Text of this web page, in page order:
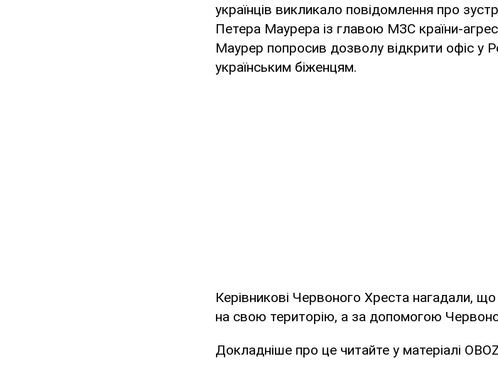
українців викликало повідомлення про
Петера Маурера із главою МЗС країни-
Маурер попросив дозволу відкрити офіс у
українським біженцям.
Керівникові Червоного Хреста нагадали,
на свою територію, а за допомогою
Докладніше про це читайте у матеріалі